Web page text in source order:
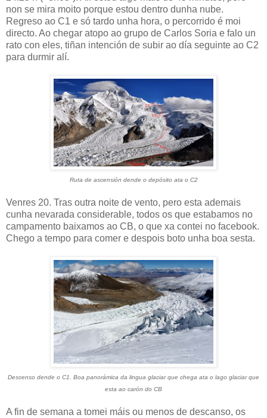
non se mira moito porque estou dentro dunha nube.
Regreso ao C1 e só tardo unha hora, o percorrido é moi
directo. Ao chegar atopo ao grupo de Carlos Soria e falo un
rato con eles, tiñan intención de subir ao día seguinte ao C2
para durmir alí.
Ruta de ascensión dende o depósito ata o C2
Venres 20. Tras outra noite de vento, pero esta ademais
cunha nevarada considerable, todos os que estabamos no
campamento baixamos ao CB, o que xa contei no facebook.
Chego a tempo para comer e despois boto unha boa sesta.
Descenso dende o C1. Boa panorámica da lingua glaciar que chega ata o lago glaciar que
esta ao carón do CB
A fin de semana a tomei máis ou menos de descanso, os